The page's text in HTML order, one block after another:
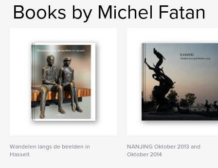
Books by Michel Fatan
Wandelen langs de beelden in
Hasselt
NANJING Oktober 2013 and
Oktober 2014